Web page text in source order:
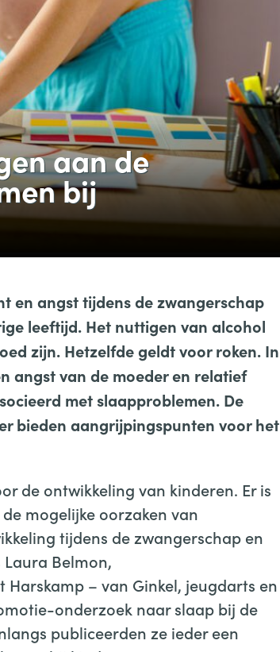
aan de
bij
en angst tijdens de zwangerschap
leeftijd. Het nuttigen van alcohol
zijn. Hetzelfde geldt voor roken. In
angst van de moeder en relatief
met slaapproblemen. De
bieden aangrijpingspunten voor het
de ontwikkeling van kinderen. Er is
mogelijke oorzaken van
tijdens de zwangerschap en
Belmon,
– van Ginkel, jeugdarts en
onderzoek naar slaap bij de
publiceerden ze ieder een